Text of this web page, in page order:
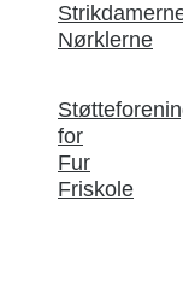
Nørklerne
for
Fur
Friskole